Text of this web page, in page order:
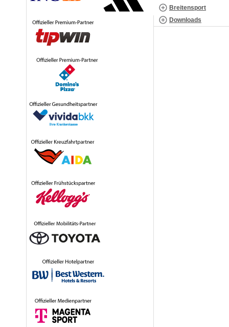
Breitensport
Downloads